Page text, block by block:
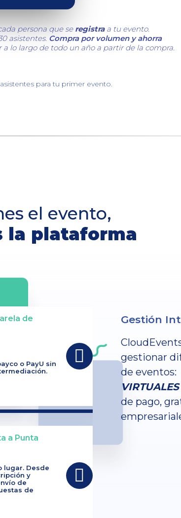
persona que se registraa tu evento.
asistentes. Compra por volumen y ahorra
a lo largo de todo un año a partir de la compra.
para tu primer evento.
el evento,
la plataforma
de
o PayU sin
a Punta
lugar. Desde
y
de
de
Gestión
gestionar
de eventos:
de pago,